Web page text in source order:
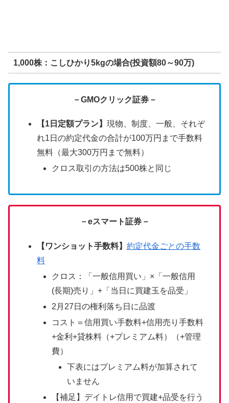
1,000株：こしひかり5kgの場合(投資額80～90万)
－GMOクリック証券－
【1日定額プラン】現物、制度、一般、それぞ
れ1日の約定代金の合計が100万円まで手数料
無料（最大300万円まで無料）
クロス取引の方法は500株と同じ
－eスマート証券－
【ワンショット手数料】約定代金ごとの手数
料
クロス：「一般信用買い」×「一般信用
(長期)売り」+「当日に買建玉を品受」
2月27日の権利落ち日に品渡
コスト＝信用買い手数料+信用売り手数料
+金利+貸株料（+プレミアム料）（+管理
費）
下表にはプレミアム料が加算されて
いません
【補足】デイトレ信用で買建+品受を行う